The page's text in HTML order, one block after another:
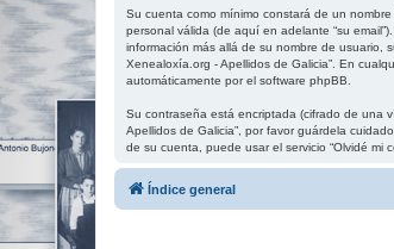
Su cuenta como mínimo constará de un
personal válida (de aquí en adelante “su
información más allá de su nombre de usuario,
Xenealoxía.org - Apellidos de Galicia”. En
automáticamente por el software phpBB.
Su contraseña está encriptada (cifrado de una
Apellidos de Galicia”, por favor guárdela
de su cuenta, puede usar el servicio “Olvidé mi
Índice general